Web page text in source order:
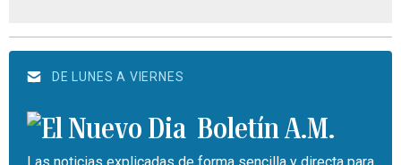
DE LUNES A VIERNES
Boletín A.M.